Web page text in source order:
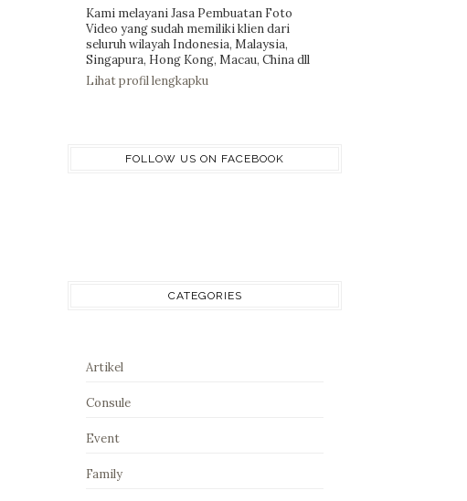
Kami melayani Jasa Pembuatan Foto
Video yang sudah memiliki klien dari
seluruh wilayah Indonesia, Malaysia,
Singapura, Hong Kong, Macau, China dll
Lihat profil lengkapku
FOLLOW US ON FACEBOOK
CATEGORIES
Artikel
Consule
Event
Family